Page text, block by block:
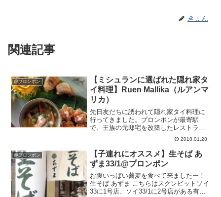
きょん
関連記事
@プロンポン
【ミシュランに選ばれた隠れ家タ
イ料理】Ruen Mallika（ルアンマ
リカ）
先日友だちに誘われて隠れ家タイ料理に
行ってきました。プロンポンが最寄駅
で、王族の元邸宅を改築したレストラン
だそうです。趣のある邸宅で、写真撮る
のが楽しかったです?♪ランチにも接待に
も使えるお店なので、詳しくはTHAI?美
人さんをご覧ください...
2018.01.28
@プロンポン
【子連れにオススメ】生そば あ
ずま33/1@プロンポン
お腹いっぱい蕎麦を食べて来ましたー！
生そば あずま こちらはスクンビットソイ
33に1号店、ソイ33/1に2号店がある有名